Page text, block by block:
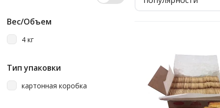
Вес/Объем
4 кг
Тип упаковки
картонная коробка